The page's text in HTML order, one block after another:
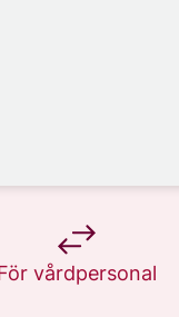
vårdpersonal
på 1177.se